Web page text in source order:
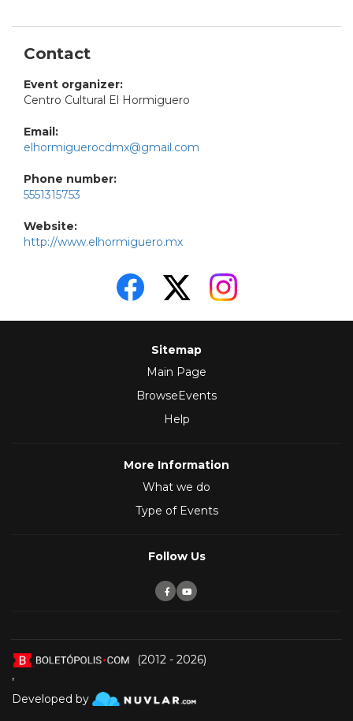
Contact
Event organizer:
Centro Cultural El Hormiguero
Email:
elhormiguerocdmx@gmail.com
Phone number:
5551315753
Website:
http://www.elhormiguero.mx
Sitemap
Main Page
BrowseEvents
Help
More Information
What we do
Type of Events
Follow Us
(2012 - 2026)
,
Developed by